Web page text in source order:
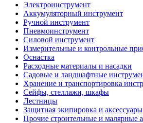
Электроинструмент
Аккумуляторный инструмент
Ручной инструмент
Пневмоинструмент
Силовой инструмент
Измерительные и контрольные
Оснастка
Расходные материалы и насадки
Садовые и ландшафтные
Хранение и транспортировка
Сейфы, стеллажи, шкафы
Лестницы
Защитная экипировка и аксессуары
Прочие строительные и малярные